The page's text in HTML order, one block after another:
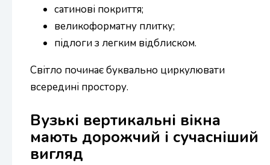
сатинові покриття;
великоформатну плитку;
підлоги з легким відблиском.
Світло починає буквально циркулювати
всередині простору.
Вузькі вертикальні вікна
мають дорожчий і сучасніший
вигляд